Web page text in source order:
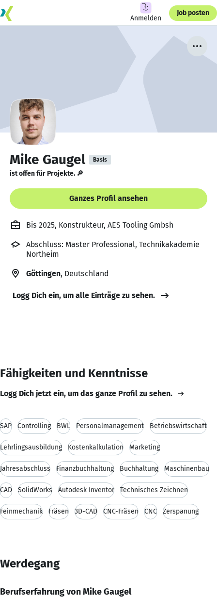
Anmelden
Job posten
Mike Gaugel Basis
ist offen für Projekte. 🔎
Ganzes Profil ansehen
Bis 2025, Konstrukteur, AES Tooling Gmbsh
Abschluss: Master Professional, Technikakademie
Northeim
Göttingen, Deutschland
Logg Dich ein, um alle Einträge zu sehen.
Fähigkeiten und Kenntnisse
Logg Dich jetzt ein, um das ganze Profil zu sehen.
SAP Controlling BWL Personalmanagement Betriebswirtschaft
Lehrlingsausbildung Kostenkalkulation Marketing
Jahresabschluss Finanzbuchhaltung Buchhaltung Maschinenbau
CAD SolidWorks Autodesk Inventor Technisches Zeichnen
Feinmechanik Fräsen 3D-CAD CNC-Fräsen CNC Zerspanung
Werdegang
Berufserfahrung von Mike Gaugel